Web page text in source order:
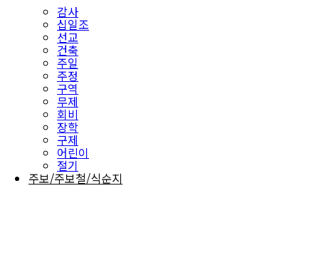
감사
십일조
선교
건축
주일
주정
구역
무제
회비
장학
구제
어린이
절기
주보/주보철/식순지